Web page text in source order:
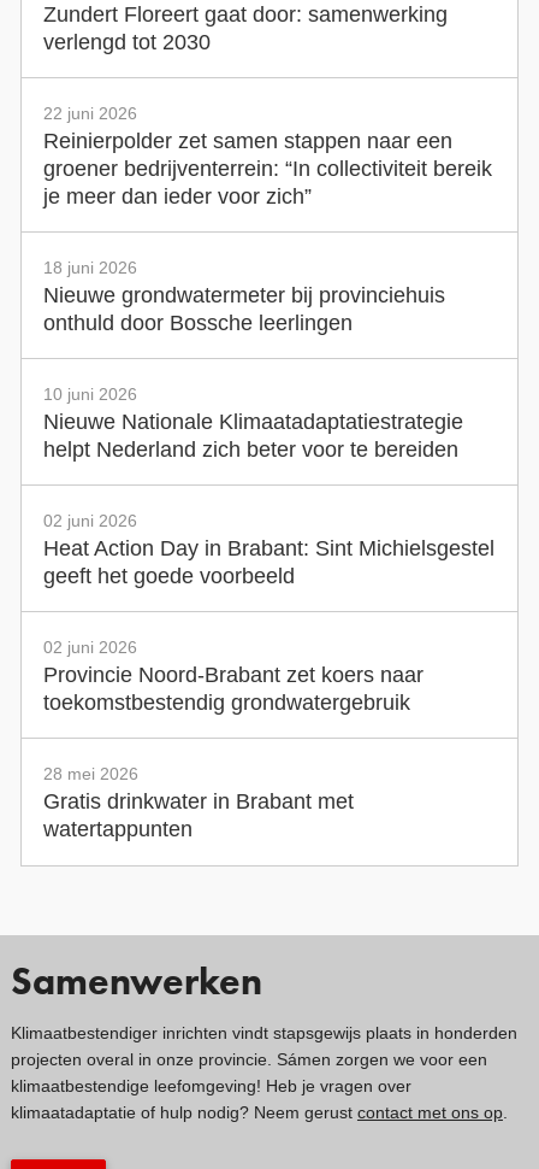
Zundert Floreert gaat door: samenwerking
verlengd tot 2030
22 juni 2026
Reinierpolder zet samen stappen naar een
groener bedrijventerrein: “In collectiviteit bereik
je meer dan ieder voor zich”
18 juni 2026
Nieuwe grondwatermeter bij provinciehuis
onthuld door Bossche leerlingen
10 juni 2026
Nieuwe Nationale Klimaatadaptatiestrategie
helpt Nederland zich beter voor te bereiden
02 juni 2026
Heat Action Day in Brabant: Sint Michielsgestel
geeft het goede voorbeeld
02 juni 2026
Provincie Noord-Brabant zet koers naar
toekomstbestendig grondwatergebruik
28 mei 2026
Gratis drinkwater in Brabant met
watertappunten
Samenwerken
Klimaatbestendiger inrichten vindt stapsgewijs plaats in honderden
projecten overal in onze provincie. Sámen zorgen we voor een
klimaatbestendige leefomgeving! Heb je vragen over
klimaatadaptatie of hulp nodig? Neem gerust contact met ons op.